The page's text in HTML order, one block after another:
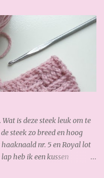
bollen al weer binnen,
so I ordered online
yarn already. Gisteren
Zoooo blij mee!!! Heerlijk
scarf. I like it very much!
Wil jij ook deze sjaal
Stylecraft double knit 100 gr.
is deze steek leuk om te
steek zo breed en hoog
nr. 5 en Royal lot
heb ik een kussen